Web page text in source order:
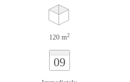
120 m2
09